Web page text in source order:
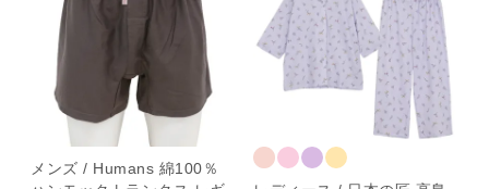
メンズ / Humans 綿100％